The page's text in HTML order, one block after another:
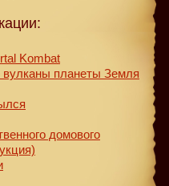
Kombat
планеты Земля
домового